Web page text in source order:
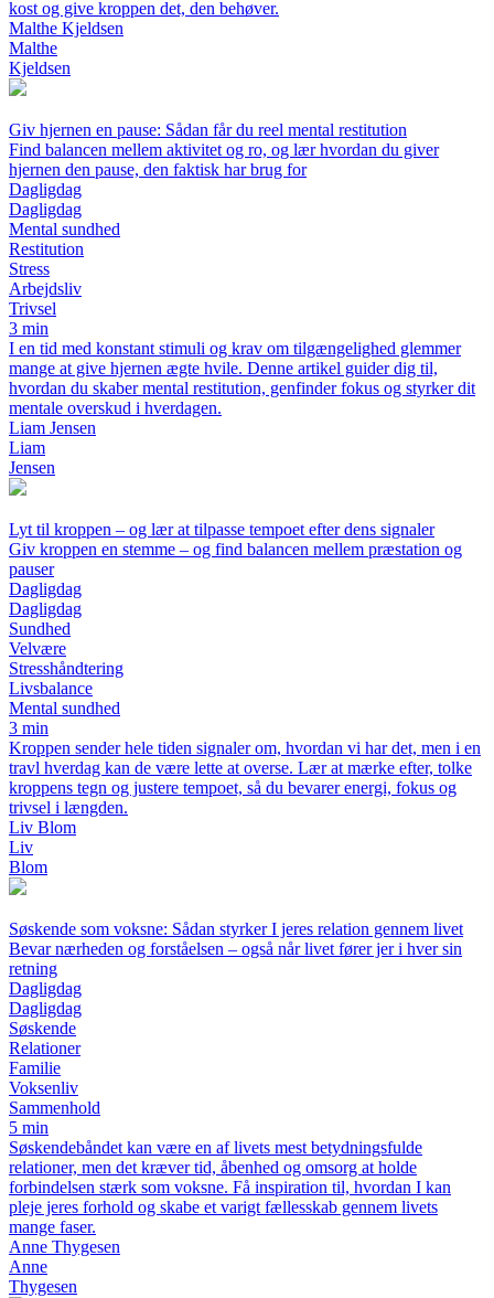
kost og give kroppen det, den behøver.
Malthe Kjeldsen
Malthe
Kjeldsen
Giv hjernen en pause: Sådan får du reel mental restitution
Find balancen mellem aktivitet og ro, og lær hvordan du giver
hjernen den pause, den faktisk har brug for
Dagligdag
Dagligdag
Mental sundhed
Restitution
Stress
Arbejdsliv
Trivsel
3 min
I en tid med konstant stimuli og krav om tilgængelighed glemmer
mange at give hjernen ægte hvile. Denne artikel guider dig til,
hvordan du skaber mental restitution, genfinder fokus og styrker dit
mentale overskud i hverdagen.
Liam Jensen
Liam
Jensen
Lyt til kroppen – og lær at tilpasse tempoet efter dens signaler
Giv kroppen en stemme – og find balancen mellem præstation og
pauser
Dagligdag
Dagligdag
Sundhed
Velvære
Stresshåndtering
Livsbalance
Mental sundhed
3 min
Kroppen sender hele tiden signaler om, hvordan vi har det, men i en
travl hverdag kan de være lette at overse. Lær at mærke efter, tolke
kroppens tegn og justere tempoet, så du bevarer energi, fokus og
trivsel i længden.
Liv Blom
Liv
Blom
Søskende som voksne: Sådan styrker I jeres relation gennem livet
Bevar nærheden og forståelsen – også når livet fører jer i hver sin
retning
Dagligdag
Dagligdag
Søskende
Relationer
Familie
Voksenliv
Sammenhold
5 min
Søskendebåndet kan være en af livets mest betydningsfulde
relationer, men det kræver tid, åbenhed og omsorg at holde
forbindelsen stærk som voksne. Få inspiration til, hvordan I kan
pleje jeres forhold og skabe et varigt fællesskab gennem livets
mange faser.
Anne Thygesen
Anne
Thygesen